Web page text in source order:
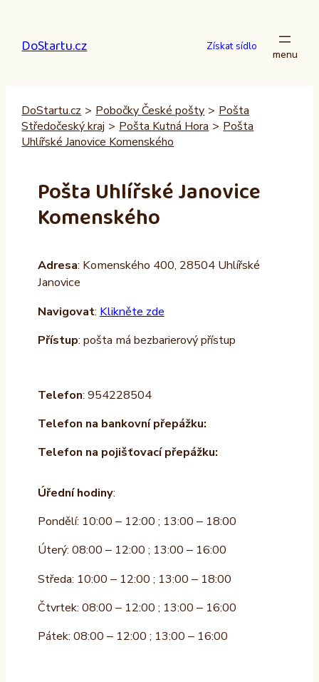
obsah
DoStartu.cz Získat sídlo
DoStartu.cz > Pobočky České pošty > Pošta
Středočeský kraj > Pošta Kutná Hora > Pošta
Uhlířské Janovice Komenského
Pošta Uhlířské Janovice
Komenského
Adresa: Komenského 400, 28504 Uhlířské
Janovice
Navigovat: Klikněte zde
Přístup: pošta má bezbarierový přístup
Telefon: 954228504
Telefon na bankovní přepážku:
Telefon na pojišťovací přepážku:
Úřední hodiny:
Pondělí: 10:00 – 12:00 ; 13:00 – 18:00
Úterý: 08:00 – 12:00 ; 13:00 – 16:00
Středa: 10:00 – 12:00 ; 13:00 – 18:00
Čtvrtek: 08:00 – 12:00 ; 13:00 – 16:00
Pátek: 08:00 – 12:00 ; 13:00 – 16:00